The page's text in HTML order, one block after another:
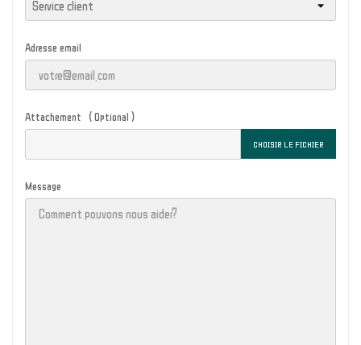
Adresse email
Attachement ( Optional )
CHOISIR LE FICHIER
Message